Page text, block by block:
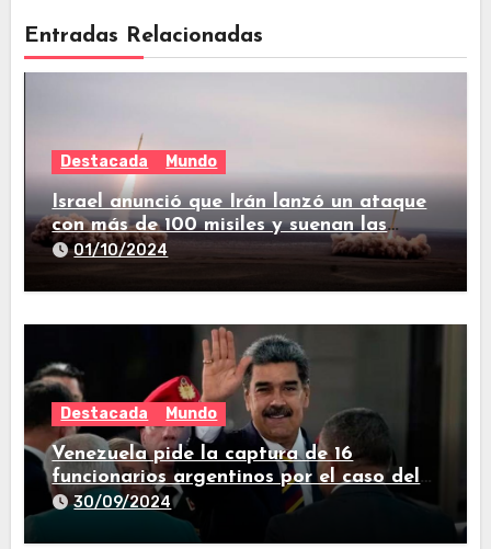
Entradas Relacionadas
Destacada Mundo
Israel anunció que Irán lanzó un ataque
con más de 100 misiles y suenan las
sirenas en todo el país
01/10/2024
Destacada Mundo
Venezuela pide la captura de 16
funcionarios argentinos por el caso del
avión iraní que estuvo en Buenos Aires
30/09/2024